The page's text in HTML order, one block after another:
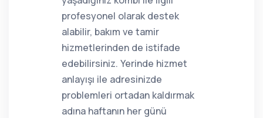
profesyonel olarak destek
alabilir, bakım ve tamir
hizmetlerinden de istifade
edebilirsiniz. Yerinde hizmet
anlayışı ile adresinizde
problemleri ortadan kaldırmak
adına haftanın her günü